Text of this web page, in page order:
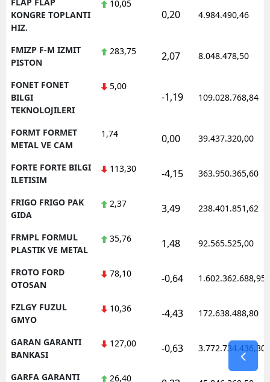
KONGRE TOPLANTI
HIZ.
10,05
0,20 4.984.490,46
FMIZP F-M IZMIT
PISTON
283,75 2,07 8.048.478,50
FONET FONET
BILGI
TEKNOLOJILERI
5,00
-1,19 109.028.768,84
FORMT FORMET
METAL VE CAM
1,74 0,00 39.437.320,00
FORTE FORTE BILGI
ILETISIM
113,30 -4,15 363.950.365,60
FRIGO FRIGO PAK
GIDA
2,37 3,49 238.401.851,62
FRMPL FORMUL
PLASTIK VE METAL
35,76 1,48 92.565.525,00
FROTO FORD
OTOSAN
78,10 -0,64 1.602.362.688,95
FZLGY FUZUL
GMYO
10,36 -4,43 172.638.488,80
GARAN GARANTI
BANKASI
127,00 -0,63 3.772.734.436,30
GARFA GARANTI 26,40